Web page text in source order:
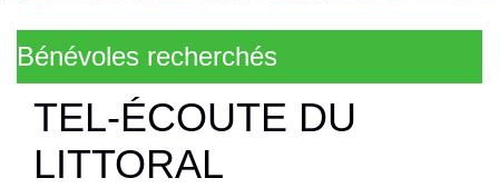
Bénévoles recherchés
TEL-ÉCOUTE DU
LITTORAL